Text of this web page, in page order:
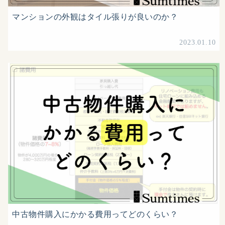
マンションの外観はタイル張りが良いのか？
2023.01.10
中古物件購入にかかる費用ってどのくらい？